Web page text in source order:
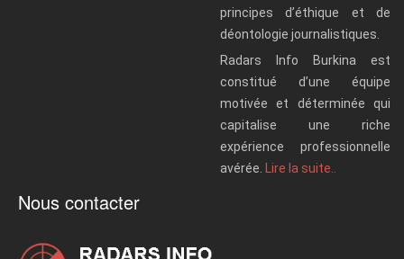
principes d’éthique et de
déontologie journalistiques.
Radars Info Burkina est
constitué d’une équipe
motivée et déterminée qui
capitalise une riche
expérience professionnelle
avérée.
Lire la suite..
Nous contacter